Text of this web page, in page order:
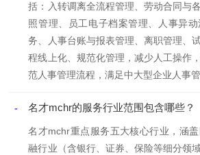
括：入转调离全流程管理、劳动合同与
照管理、员工电子档案管理、人事异
务、人事台账与报表管理、离职管理、
程线上化、规范化管理，减少人工操作
范人事管理流程，满足中大型企业人事
- 名才mchr的服务行业范围包含哪些？
名才mchr重点服务五大核心行业，涵
融行业（含银行、证券、保险等细分领